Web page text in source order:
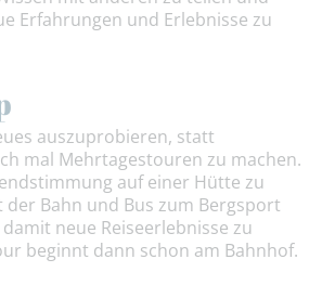
Erfahrungen und Erlebnisse zu
auszuprobieren, statt
mal Mehrtagestouren zu machen.
auf einer Hütte zu
der Bahn und Bus zum Bergsport
neue Reiseerlebnisse zu
beginnt dann schon am Bahnhof.